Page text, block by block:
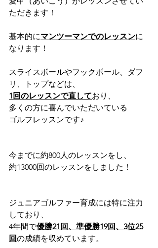
ただきます！
基本的にマンツーマンでのレッスンに
なります！
スライスボールやフックボール、ダフ
リ、トップなどは、
1回のレッスンで直しており、
多くの方に喜んでいただいている
ゴルフレッスンです♪
今までに約800人のレッスンをし、
約13000回のレッスンをしました！
ジュニアゴルファー育成には特に注力
しており、
4年間で優勝21回、準優勝19回、3位25
回の成績を収めています。